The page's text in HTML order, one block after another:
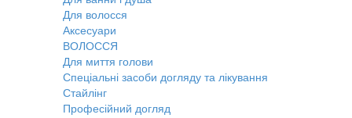
Для волосся
Аксесуари
ВОЛОССЯ
Для миття голови
Спеціальні засоби догляду та лікування
Стайлінг
Професійний догляд